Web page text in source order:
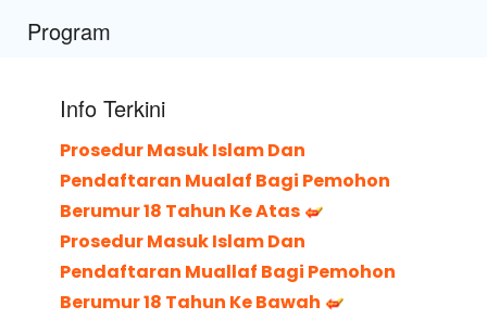
Program
Info Terkini
Prosedur Masuk Islam Dan
Pendaftaran Mualaf Bagi Pemohon
Berumur 18 Tahun Ke Atas
Prosedur Masuk Islam Dan
Pendaftaran Muallaf Bagi Pemohon
Berumur 18 Tahun Ke Bawah